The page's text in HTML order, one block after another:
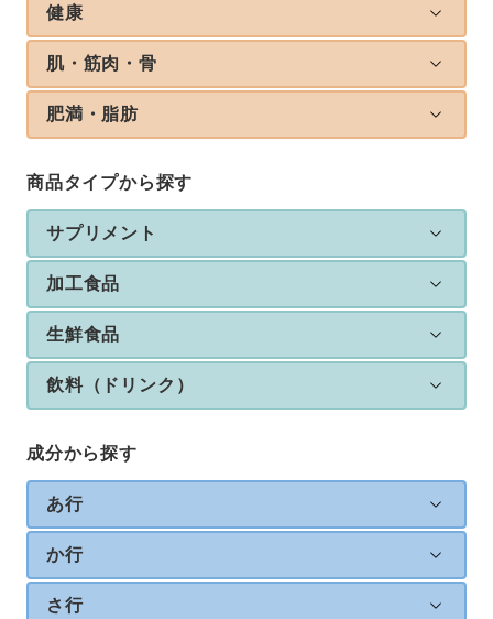
健康
肌・筋肉・骨
肥満・脂肪
商品タイプから探す
サプリメント
加工食品
生鮮食品
飲料（ドリンク）
成分から探す
あ行
か行
さ行